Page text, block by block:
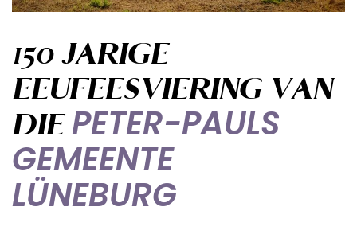
150 JARIGE
EEUFEESVIERING VAN
DIEPETER-PAULS
GEMEENTE
LÜNEBURG